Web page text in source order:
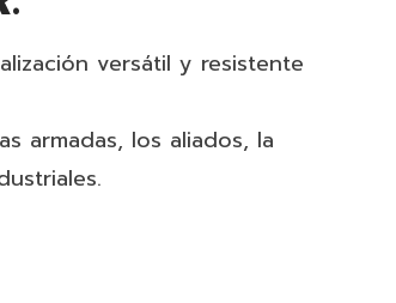
versátil y resistente
armadas, los aliados, la